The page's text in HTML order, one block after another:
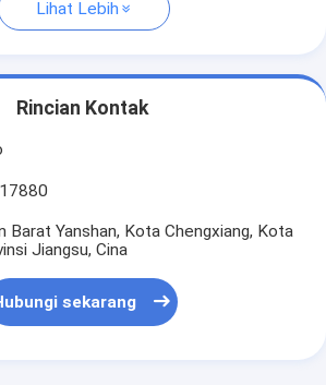
Lihat Lebih
Rincian Kontak
Barat Yanshan, Kota Chengxiang, Kota
Jiangsu, Cina
sekarang